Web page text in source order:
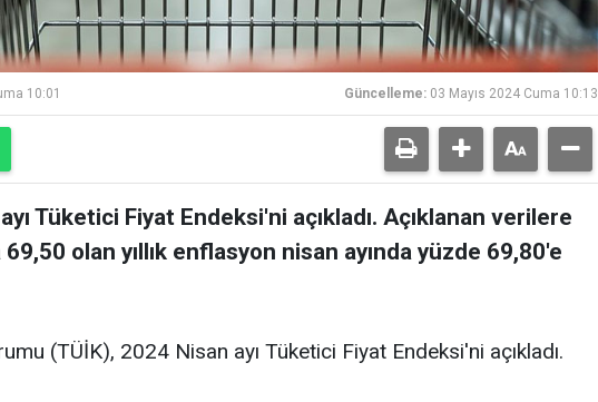
10:01 Güncelleme: 03 Mayıs 2024 Cuma 10:13
Tüketici Fiyat Endeksi'ni açıkladı. Açıklanan verilere
olan yıllık enflasyon nisan ayında yüzde 69,80'e
(TÜİK), 2024 Nisan ayı Tüketici Fiyat Endeksi'ni açıkladı.